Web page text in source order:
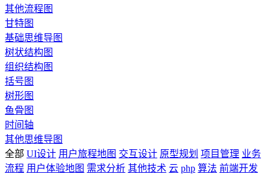
其他流程图
甘特图
基础思维导图
树状结构图
组织结构图
括号图
树形图
鱼骨图
时间轴
其他思维导图
全部 UI设计 用户旅程地图 交互设计 原型规划 项目管理 业务
流程 用户体验地图 需求分析 其他技术 云 php 算法 前端开发